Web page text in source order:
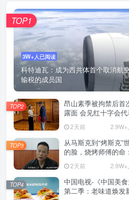
3W+人已阅读
科特迪瓦：成为西共体首个取消航
输税的成员国
TOP1
昂山素季被拘禁后首
露面 会见红十字会代
2天前 2.9W+
TOP2
从马斯克到“烤斯克”
的脸，烧烤师傅的命
2天前 2.9W+
TOP3
中国电视-《中国美食
第二季：老味道焕发
TOP4